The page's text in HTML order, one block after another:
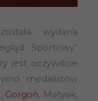
wydana
Sportowy”
jest oczywiście
medalistów
Gorgoń, Matysik,